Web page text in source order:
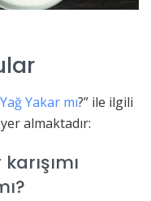
Yakar mı?” ile ilgili
almaktadır: